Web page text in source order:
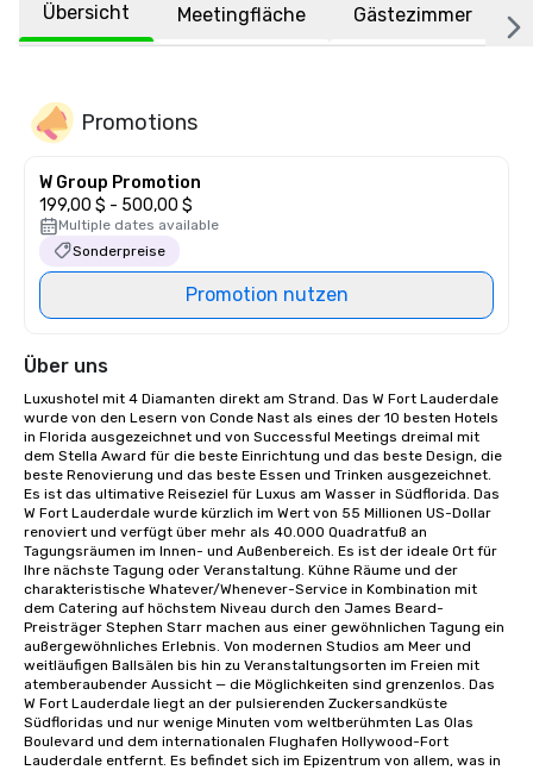
Übersicht Meetingfläche Gästezimmer
Promotions
W Group Promotion
199,00 $ - 500,00 $
Multiple dates available
Sonderpreise
Promotion nutzen
Über uns
Luxushotel mit 4 Diamanten direkt am Strand. Das W Fort Lauderdale
wurde von den Lesern von Conde Nast als eines der 10 besten Hotels
in Florida ausgezeichnet und von Successful Meetings dreimal mit
dem Stella Award für die beste Einrichtung und das beste Design, die
beste Renovierung und das beste Essen und Trinken ausgezeichnet.
Es ist das ultimative Reiseziel für Luxus am Wasser in Südflorida. Das
W Fort Lauderdale wurde kürzlich im Wert von 55 Millionen US-Dollar
renoviert und verfügt über mehr als 40.000 Quadratfuß an
Tagungsräumen im Innen- und Außenbereich. Es ist der ideale Ort für
Ihre nächste Tagung oder Veranstaltung. Kühne Räume und der
charakteristische Whatever/Whenever-Service in Kombination mit
dem Catering auf höchstem Niveau durch den James Beard-
Preisträger Stephen Starr machen aus einer gewöhnlichen Tagung ein
außergewöhnliches Erlebnis. Von modernen Studios am Meer und
weitläufigen Ballsälen bis hin zu Veranstaltungsorten im Freien mit
atemberaubender Aussicht — die Möglichkeiten sind grenzenlos. Das
W Fort Lauderdale liegt an der pulsierenden Zuckersandküste
Südfloridas und nur wenige Minuten vom weltberühmten Las Olas
Boulevard und dem internationalen Flughafen Hollywood-Fort
Lauderdale entfernt. Es befindet sich im Epizentrum von allem, was in